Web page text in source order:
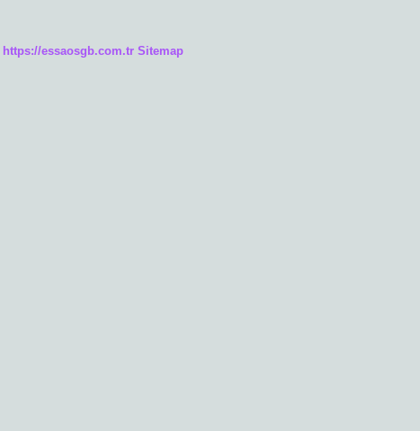
https://essaosgb.com.tr Sitemap